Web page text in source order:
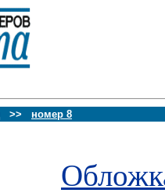
>> номер 8